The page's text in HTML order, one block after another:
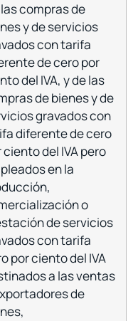
compras de
y de servicios
con tarifa
de cero por
del IVA, y de las
de bienes y de
gravados con
diferente de cero
ciento del IVA pero
en la
o
de servicios
con tarifa
por ciento del IVA
a las ventas
de